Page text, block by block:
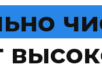
ьно чи
высок